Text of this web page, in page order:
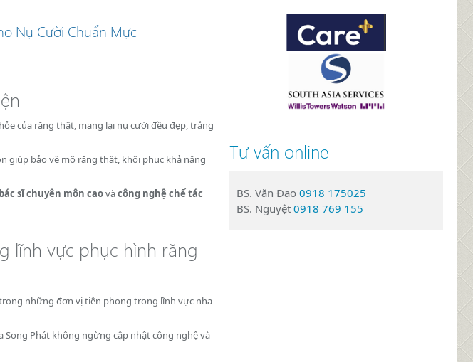
Tư vấn online
BS. Văn Đạo 0918 175025
BS. Nguyệt 0918 769 155
Nụ Cười Chuẩn Mực
của răng thật, mang lại nụ cười đều đẹp, trắng
giúp bảo vệ mô răng thật, khôi phục khả năng
sĩ chuyên môn caovàcông nghệ chế tác
lĩnh vực phục hình răng
những đơn vị tiên phong trong lĩnh vực nha
Song Phát không ngừng cập nhật công nghệ và